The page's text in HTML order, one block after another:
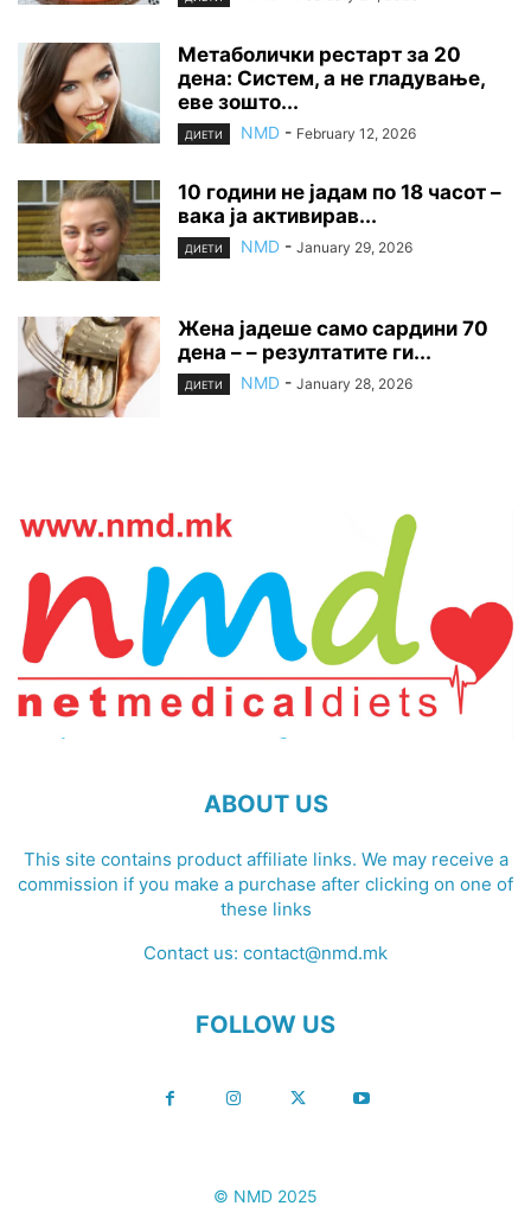
Метаболички рестарт за 20
дена: Систем, а не гладување,
еве зошто...
ДИЕТИ NMD - February 12, 2026
10 години не јадам по 18 часот –
вака ја активирав...
ДИЕТИ NMD - January 29, 2026
Жена јадеше само сардини 70
дена – – резултатите ги...
ДИЕТИ NMD - January 28, 2026
ABOUT US
This site contains product affiliate links. We may receive a
commission if you make a purchase after clicking on one of
these links
Contact us: contact@nmd.mk
FOLLOW US
© NMD 2025